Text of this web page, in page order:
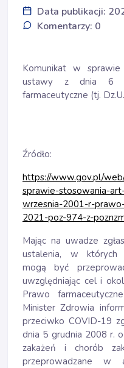
Data publikacji:
Komentarzy: 0
Komunikat w
ustawy z dnia 6
farmaceutyczne (tj.
Źródło:
https://www.gov.pl/
sprawie-stosowania-
wrzesnia-2001-r-
2021-poz-974-z-
Mając na uwadze
ustalenia, w których
mogą być
uwzględniając cel i
Prawo
Minister Zdrowia
przeciwko COVID-19
dnia 5 grudnia 2008 r.
zakażeń i chorób
przeprowadzane w